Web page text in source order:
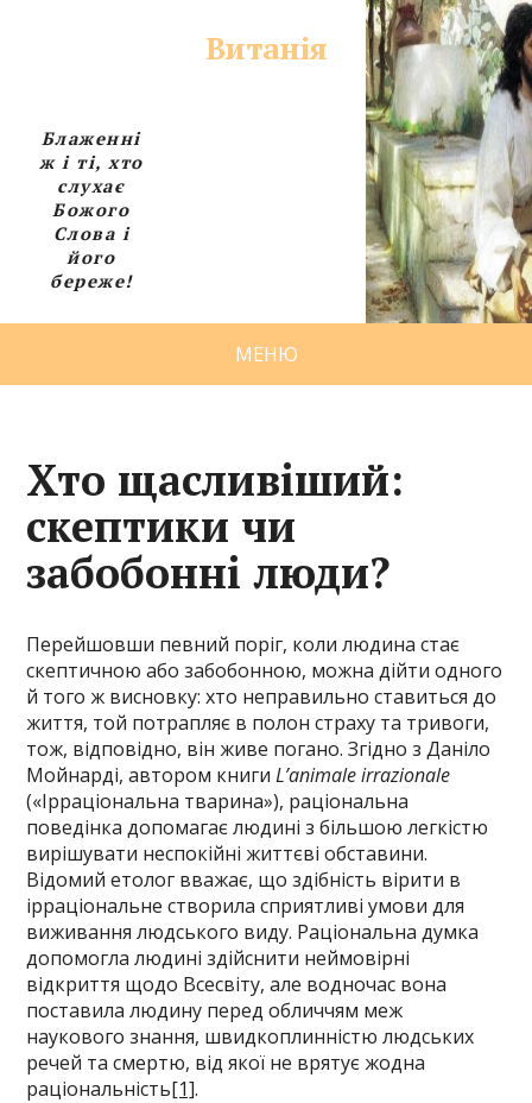
Витанія
Блаженні
ж і ті, хто
слухає
Божого
Слова і
його
береже!
МЕНЮ
Хто щасливіший:
скептики чи
забобонні люди?
Перейшовши певний поріг, коли людина стає
скептичною або забобонною, можна дійти одного
й того ж висновку: хто неправильно ставиться до
життя, той потрапляє в полон страху та тривоги,
тож, відповідно, він живе погано. Згідно з Даніло
Мойнарді, автором книгиL’animale irrazionale
(«Ірраціональна тварина»), раціональна
поведінка допомагає людині з більшою легкістю
вирішувати неспокійні життєві обставини.
Відомий етолог вважає, що здібність вірити в
ірраціональне створила сприятливі умови для
виживання людського виду. Раціональна думка
допомогла людині здійснити неймовірні
відкриття щодо Всесвіту, але водночас вона
поставила людину перед обличчям меж
наукового знання, швидкоплинністю людських
речей та смертю, від якої не врятує жодна
раціональність[1].